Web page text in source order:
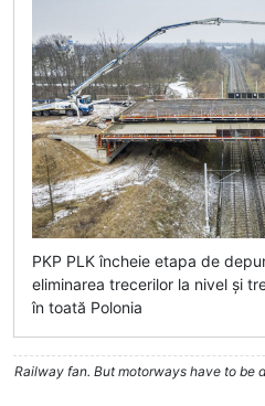
PKP PLK încheie etapa de
eliminarea trecerilor la nivel și
în toată Polonia
Railway fan. But motorways have to be